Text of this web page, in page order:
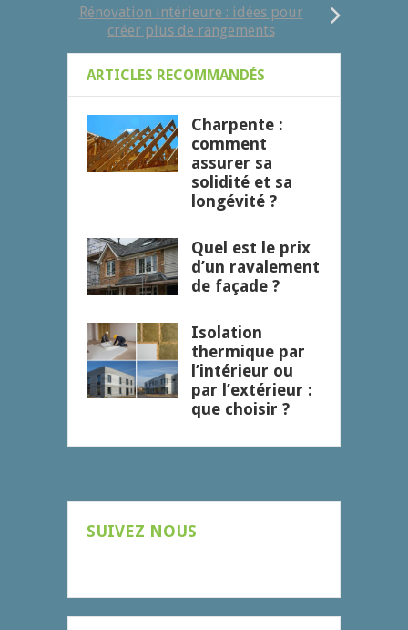
Rénovation intérieure : idées pour
créer plus de rangements
ARTICLES RECOMMANDÉS
Charpente :
comment
assurer sa
solidité et sa
longévité ?
Quel est le prix
d’un ravalement
de façade ?
Isolation
thermique par
l’intérieur ou
par l’extérieur :
que choisir ?
SUIVEZ NOUS